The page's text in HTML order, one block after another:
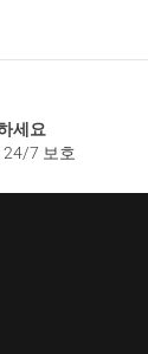
세요
24/7 보호